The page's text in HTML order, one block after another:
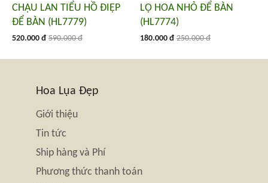
CHẬU LAN TIỂU HỒ ĐIỆP
ĐỂ BÀN (HL7779)
520.000 đ 590.000 đ
LỌ HOA NHỎ ĐỂ BÀN
(HL7774)
180.000 đ 250.000 đ
Hoa Lụa Đẹp
Giới thiệu
Tin tức
Ship hàng và Phí
Phương thức thanh toán